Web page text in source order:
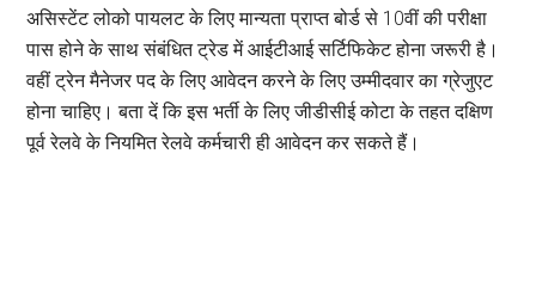
असिस्टेंट लोको पायलट के लिए मान्यता प्राप्त बोर्ड से 10वीं की परीक्षा
पास होने के साथ संबंधित ट्रेड में आईटीआई सर्टिफिकेट होना जरूरी है।
वहीं ट्रेन मैनेजर पद के लिए आवेदन करने के लिए उम्मीदवार का ग्रेजुएट
होना चाहिए। बता दें कि इस भर्ती के लिए जीडीसीई कोटा के तहत दक्षिण
पूर्व रेलवे के नियमित रेलवे कर्मचारी ही आवेदन कर सकते हैं।